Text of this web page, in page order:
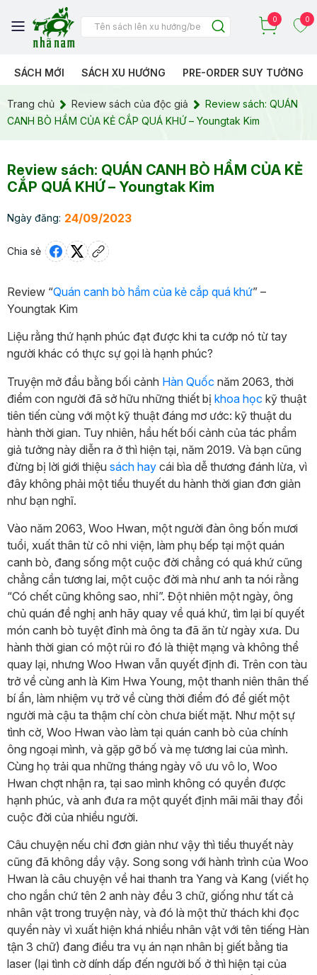
0 0
SÁCH MỚI SÁCH XU HƯỚNG PRE-ORDER SUY TƯỞNG
Trang chủ Review sách của độc giả
Review sách: QUÁN
CANH BÒ HẦM CỦA KẺ CẮP QUÁ KHỨ – Youngtak Kim
Review sách: QUÁN CANH BÒ HẦM CỦA KẺ
CẮP QUÁ KHỨ – Youngtak Kim
Ngày đăng: 24/09/2023
Chia sẻ
Review “Quán canh bò hầm của kẻ cắp quá khứ” –
Youngtak Kim
Liệu rằng thứ hạnh phúc đạt được khi ta cướp nó từ tay
người khác có thực sự gọi là hạnh phúc?
Truyện mở đầu bằng bối cảnh Hàn Quốc năm 2063, thời
điểm con người đã sở hữu những thiết bị khoa học kỹ thuật
tiên tiến cùng với một kỹ thuật đáng mơ ước: kỹ thuật du
hành thời gian. Tuy nhiên, hầu hết bối cảnh của tác phẩm
giả tưởng này diễn ra ở thì hiện tại, năm 2019. Và bạn cũng
đừng bị lời giới thiệu sách hay cái bìa dễ thương đánh lừa, vì
đây không phải một tiểu thuyết du hành thời gian đơn giản
như bạn nghĩ.
Vào năm 2063, Woo Hwan, một người đàn ông bốn mươi
tuổi, xuất thân từ cô nhi viện, làm phụ bếp tại một quán
canh bò, đang sống một cuộc đời chẳng có quá khứ cũng
chẳng cần tương lai, một cuộc đời mà như anh ta nói rằng
“Có chết cũng không sao, nhỉ”. Đột nhiên một ngày, ông
chủ quán đề nghị anh hãy quay về quá khứ, tìm lại bí quyết
món canh bò tuyệt đỉnh mà ông ta đã ăn từ ngày xưa. Du
hành thời gian có một rủi ro đó là thiệt mạng và không thể
quay lại, nhưng Woo Hwan vẫn quyết định đi. Trên con tàu
trở về cùng anh là Kim Hwa Young, một thanh niên thân thế
bí ẩn, làm nhiệm vụ trở về cùng thời điểm đó để giết một
người mà cậu ta thậm chí còn chưa biết mặt. Như một sự
tình cờ, Woo Hwan vào làm tại quán canh bò của chính
ông ngoại mình, và gặp gỡ bố và mẹ tương lai của mình.
Cùng họ trải qua những tháng ngày vô ưu vô lo, Woo
Hwan chợt nhận ra, tại sao mình không có quyền được
hạnh phúc, và anh đưa ra một quyết định mãi mãi thay đổi
cuộc đời của nhiều người.
Câu chuyện nếu chỉ đơn giản như vậy thì tiểu thuyết này
cũng đã không dầy vậy. Song song với hành trình của Woo
Hwan là câu chuyện về hai thanh tra Yang và Kang (viết họ
cho ngắn chứ tên 2 anh này đều 3 chữ, giống như tất cả
nhân vật trong truyện này, và đó là một thử thách khi đọc
quyển này vì xuất hiện khá nhiều nhân vật với tên tiếng Hàn
tận 3 chữ) đang điều tra vụ án nạn nhân bị giết bằng tia
laser (lại tình cờ dính dấp đến người bố ở thì hiện tại của